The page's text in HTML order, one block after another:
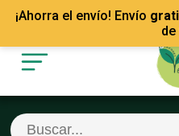
¡Ahorra el envío! Envío
de
Mis
Mis